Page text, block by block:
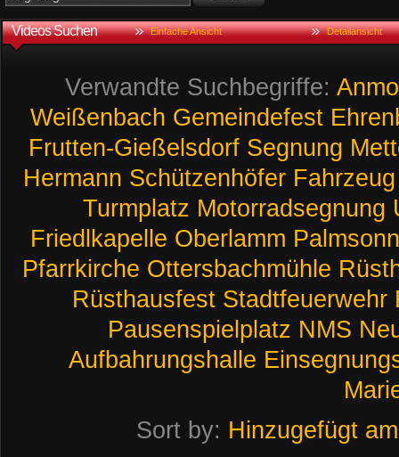
Videos Suchen Einfache Ansicht Detailansicht
Verwandte Suchbegriffe:
Weißenbach Gemeindefest
Frutten-Gießelsdorf Segnung
Hermann Schützenhöfer Fahrzeug
Turmplatz Motorradsegnung
Friedlkapelle Oberlamm
Pfarrkirche Ottersbachmühle
Rüsthausfest Stadtfeuerwehr
Pausenspielplatz NMS
Aufbahrungshalle
Sort by: Hinzugefügt am